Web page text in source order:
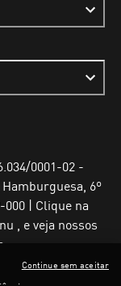
0001-02 -
6º
000 | Clique na
, e veja nossos
Continue sem aceitar